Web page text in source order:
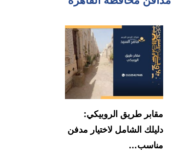
مقابر طريق الروبيكي:
دليلك الشامل لاختيار مدفن
مناسب…